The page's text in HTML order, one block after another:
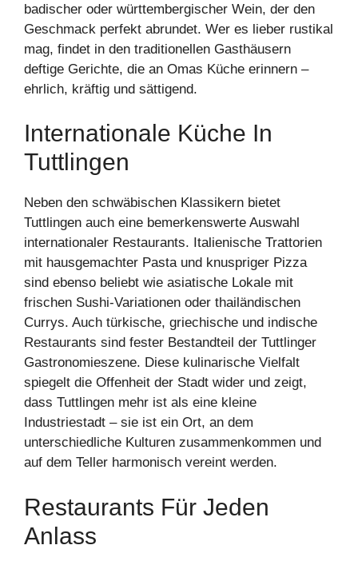
badischer oder württembergischer Wein, der den
Geschmack perfekt abrundet. Wer es lieber rustikal
mag, findet in den traditionellen Gasthäusern
deftige Gerichte, die an Omas Küche erinnern –
ehrlich, kräftig und sättigend.
Internationale Küche In
Tuttlingen
Neben den schwäbischen Klassikern bietet
Tuttlingen auch eine bemerkenswerte Auswahl
internationaler Restaurants. Italienische Trattorien
mit hausgemachter Pasta und knuspriger Pizza
sind ebenso beliebt wie asiatische Lokale mit
frischen Sushi-Variationen oder thailändischen
Currys. Auch türkische, griechische und indische
Restaurants sind fester Bestandteil der Tuttlinger
Gastronomieszene. Diese kulinarische Vielfalt
spiegelt die Offenheit der Stadt wider und zeigt,
dass Tuttlingen mehr ist als eine kleine
Industriestadt – sie ist ein Ort, an dem
unterschiedliche Kulturen zusammenkommen und
auf dem Teller harmonisch vereint werden.
Restaurants Für Jeden
Anlass